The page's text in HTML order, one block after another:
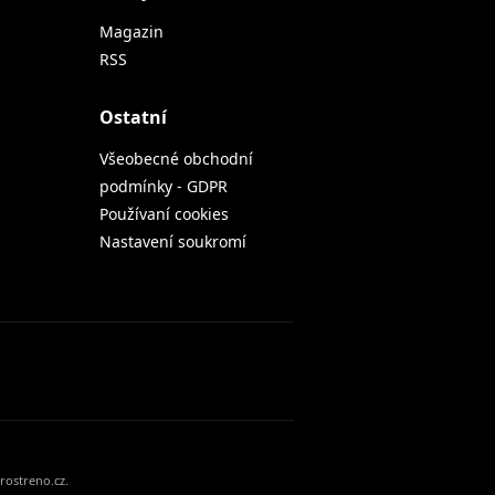
Magazin
RSS
Ostatní
Všeobecné obchodní
podmínky - GDPR
Používaní cookies
Nastavení soukromí